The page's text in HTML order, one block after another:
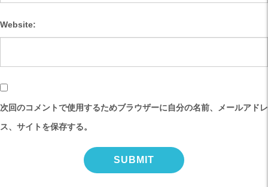
Website:
次回のコメントで使用するためブラウザーに自分の名前、メールアドレ
ス、サイトを保存する。